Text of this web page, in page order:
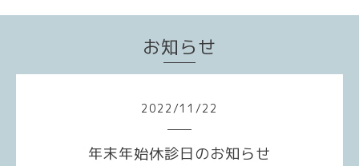
お知らせ
2022 /11 /22
年末年始休診日のお知らせ